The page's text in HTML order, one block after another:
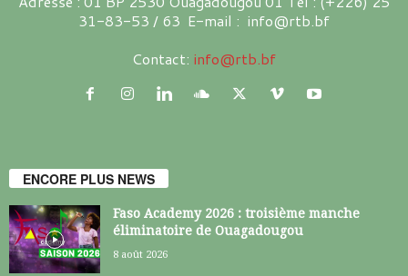
31-83-53 / 63 E-mail : info@rtb.bf
Contact: info@rtb.bf
ENCORE PLUS NEWS
Faso Academy 2026 : troisième manche
éliminatoire de Ouagadougou
8 août 2026